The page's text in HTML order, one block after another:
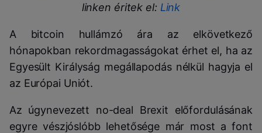
linken éritek el: Link
A bitcoin hullámzó ára az elkövetkező
hónapokban rekordmagasságokat érhet el, ha az
Egyesült Királyság megállapodás nélkül hagyja el
az Európai Uniót.
Az úgynevezett no-deal Brexit előfordulásának
egyre vészjóslóbb lehetősége már most a font